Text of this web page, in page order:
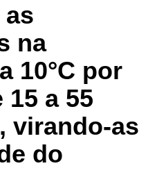
as
na
10°C por
15 a 55
virando-as
do